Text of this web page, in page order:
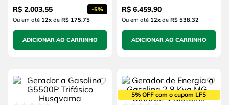
R$ 2.003,55 -5%
Ou em até 12xde R$ 175,75
ADICIONAR AO CARRINHO
R$ 6.459,90
Ou em até 12xde R$ 538,32
ADICIONAR AO CARRINHO
5% OFF com o cupom LF5